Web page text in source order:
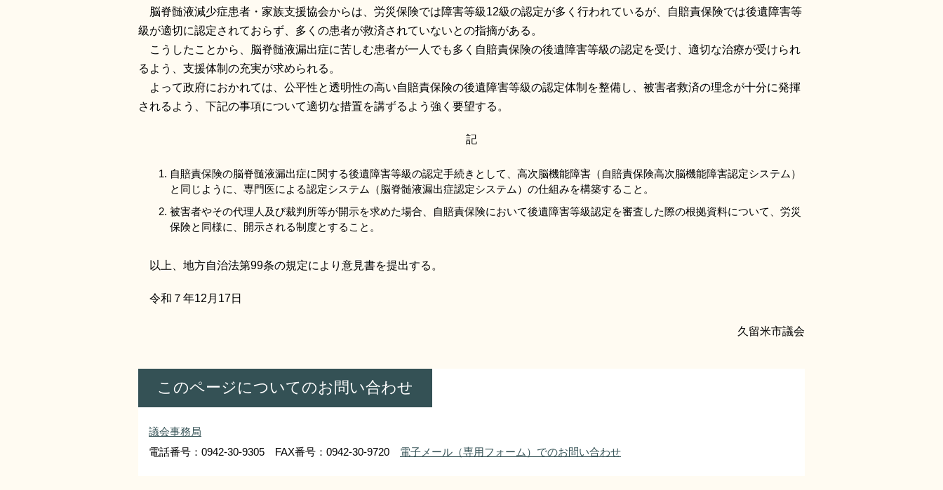
脳脊髄液減少症患者・家族支援協会からは、労災保険では障害等級12級の認定が多く行われているが、自賠責保険では後遺障害等
級が適切に認定されておらず、多くの患者が救済されていないとの指摘がある。
こうしたことから、脳脊髄液漏出症に苦しむ患者が一人でも多く自賠責保険の後遺障害等級の認定を受け、適切な治療が受けられ
るよう、支援体制の充実が求められる。
よって政府におかれては、公平性と透明性の高い自賠責保険の後遺障害等級の認定体制を整備し、被害者救済の理念が十分に発揮
されるよう、下記の事項について適切な措置を講ずるよう強く要望する。
記
自賠責保険の脳脊髄液漏出症に関する後遺障害等級の認定手続きとして、高次脳機能障害（自賠責保険高次脳機能障害認定システム）
と同じように、専門医による認定システム（脳脊髄液漏出症認定システム）の仕組みを構築すること。
被害者やその代理人及び裁判所等が開示を求めた場合、自賠責保険において後遺障害等級認定を審査した際の根拠資料について、労災
保険と同様に、開示される制度とすること。
以上、地方自治法第99条の規定により意見書を提出する。
令和７年12月17日
久留米市議会
このページについてのお問い合わせ
議会事務局
電話番号：0942-30-9305 FAX番号：0942-30-9720 電子メール（専用フォーム）でのお問い合わせ